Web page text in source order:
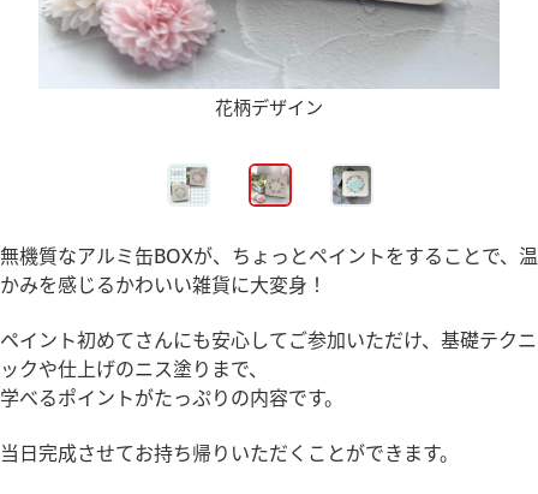
花柄デザイン
無機質なアルミ缶BOXが、ちょっとペイントをすることで、温
かみを感じるかわいい雑貨に大変身！
ペイント初めてさんにも安心してご参加いただけ、基礎テクニ
ックや仕上げのニス塗りまで、
学べるポイントがたっぷりの内容です。
当日完成させてお持ち帰りいただくことができます。